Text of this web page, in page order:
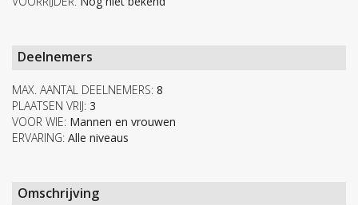
Deelnemers
MAX. AANTAL DEELNEMERS: 8
PLAATSEN VRIJ: 3
VOOR WIE: Mannen en vrouwen
ERVARING: Alle niveaus
Omschrijving